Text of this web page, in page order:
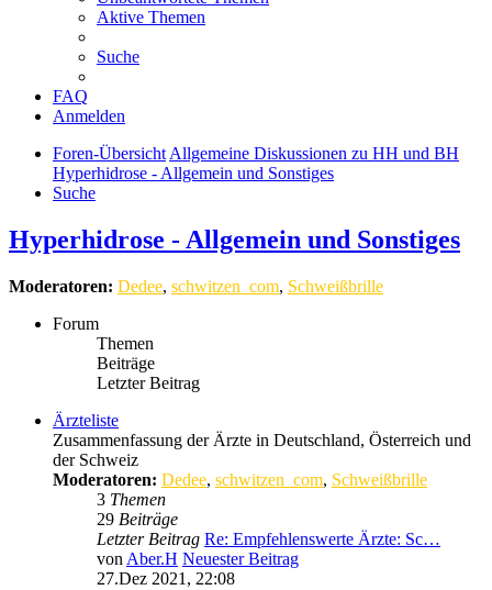
Aktive Themen
Suche
FAQ
Anmelden
Foren-ÜbersichtAllgemeine Diskussionen zu HH und BH
Hyperhidrose - Allgemein und Sonstiges
Suche
Hyperhidrose - Allgemein und Sonstiges
Moderatoren: Dedee, schwitzen_com, Schweißbrille
Forum
Themen
Beiträge
Letzter Beitrag
Ärzteliste
Zusammenfassung der Ärzte in Deutschland, Österreich und
der Schweiz
Moderatoren: Dedee, schwitzen_com, Schweißbrille
3 Themen
29 Beiträge
Letzter Beitrag Re: Empfehlenswerte Ärzte: Sc…
von Aber.H Neuester Beitrag
27.Dez 2021, 22:08